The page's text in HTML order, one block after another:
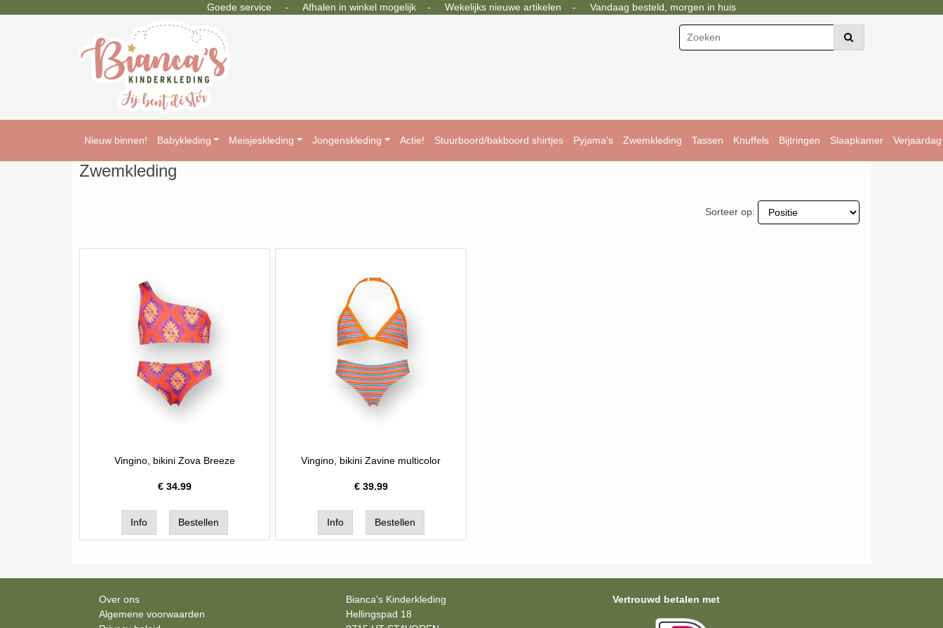
Goede service - Afhalen in winkel mogelijk - Wekelijks nieuwe artikelen - Vandaag besteld, morgen in huis
Nieuw binnen! Babykleding Meisjeskleding Jongenskleding Actie! Stuurboord/bakboord shirtjes Pyjama's Zwemkleding Tassen Knuffels Bijtringen Slaapkamer Verjaardag
Zwemkleding
Sorteer op:
Vingino, bikini Zova Breeze
€ 34.99
Vingino, bikini Zavine multicolor
€ 39.99
Over ons
Algemene voorwaarden
Bianca's Kinderkleding
Hellingspad 18
Vertrouwd betalen met